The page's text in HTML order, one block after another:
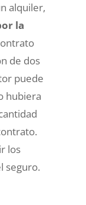
alquiler,
la
de dos
puede
hubiera
los
seguro.